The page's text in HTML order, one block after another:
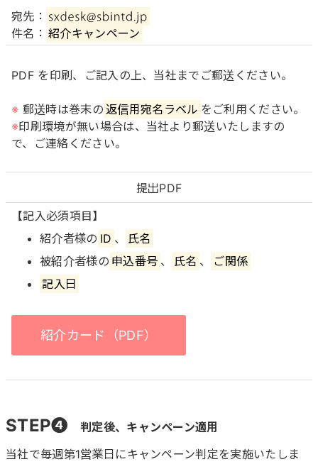
宛先：
件名： 紹介キャンペーン
PDF を印刷、ご記入の上、当社までご郵送ください。
※ 郵送時は巻末の 返信用宛名ラベル をご利用ください。
※印刷環境が無い場合は、当社より郵送いたしますの
で、ご連絡ください。
提出PDF
【記入必須項目】
紹介者様の ID 、
氏名
被紹介者様の 申込番号 、 氏名 、
ご関係
記入日
紹介カード（PDF）
STEP❹ 判定後、キャンペーン適用
当社で毎週第1営業日にキャンペーン判定を実施いたしま